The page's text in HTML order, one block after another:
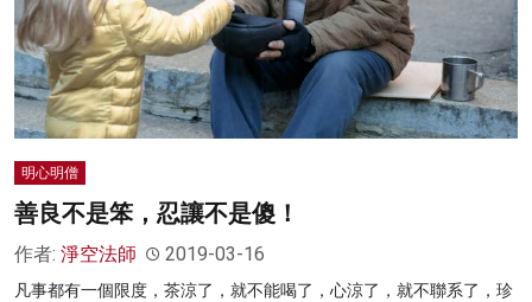
明心明僧
善良不是笨，忍讓不是傻！
作者: 淨空法師 2019-03-16
凡事都有一個限度，茶涼了，就不能喝了，心涼了，就不聯系了，珍